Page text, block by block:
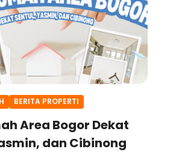
BERITA PROPERTI
Area Bogor Dekat
dan Cibinong